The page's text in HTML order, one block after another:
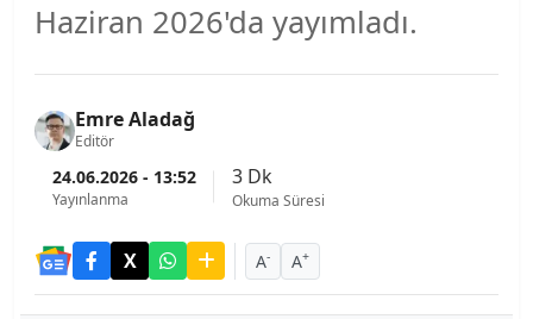
Haziran 2026'da yayımladı.
Emre Aladağ
Editör
24.06.2026 - 13:52
Yayınlanma
3 Dk
Okuma Süresi
A- A+